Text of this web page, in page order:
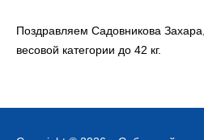
Поздравляем Садовникова
весовой категории до 42 кг.